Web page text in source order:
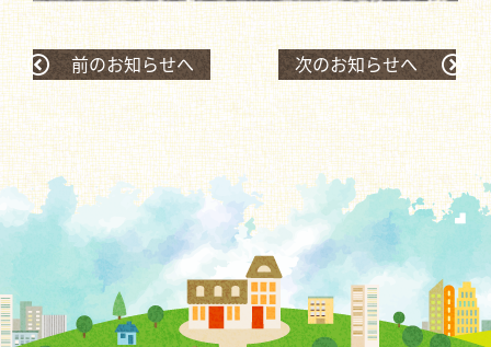
前のお知らせへ 次のお知らせへ